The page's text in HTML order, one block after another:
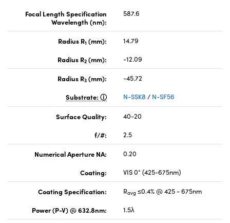
Focal Length Specification
Wavelength (nm):
587.6
Radius R1 (mm):
14.79
Radius R2 (mm): -12.09
Radius R3 (mm):
-45.72
Substrate:
N-SSK8 / N-SF56
Surface Quality:
40-20
f/#:
2.5
Numerical Aperture NA:
0.20
Coating:
VIS 0° (425-675nm)
Coating Specification: Ravg ≤0.4% @ 425 - 675nm
Power (P-V) @ 632.8nm:
1.5λ